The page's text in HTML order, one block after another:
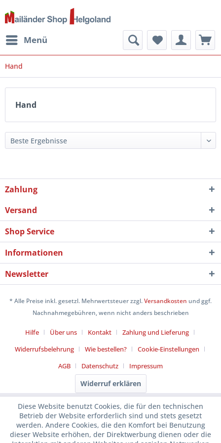
Menü
Hand
Hand
Zahlung
Versand
Shop Service
Informationen
Newsletter
* Alle Preise inkl. gesetzl. Mehrwertsteuer zzgl.Versandkosten und ggf.
Nachnahmegebühren, wenn nicht anders beschrieben
Hilfe Über uns Kontakt
Zahlung und Lieferung
Widerrufsbelehrung
Wie bestellen?
Cookie-Einstellungen
AGB
Datenschutz Impressum
Widerruf erklären
Diese Website benutzt Cookies, die für den technischen
Betrieb der Website erforderlich sind und stets gesetzt
werden. Andere Cookies, die den Komfort bei Benutzung
dieser Website erhöhen, der Direktwerbung dienen oder die